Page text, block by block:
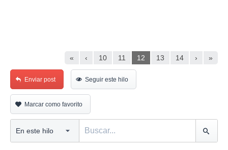
« ‹ 10 11 12 13 14 › »
Enviar post Seguir este hilo
Marcar como favorito